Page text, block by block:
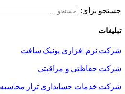
جستجو برای:
تبلیغات
شرکت نرم افزاری یونیک سافت
شرکت حفاظتی و مراقبتی
شرکت خدمات حسابداری تراز محاسبه